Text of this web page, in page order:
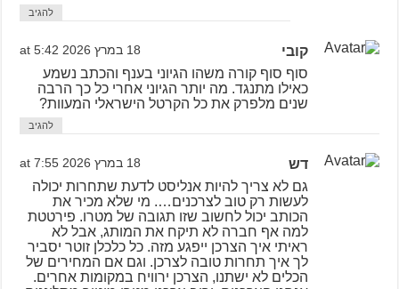
להגיב
קובי 18 במרץ 2026 at 5:42
סוף סוף קורה משהו הגיוני בענף והכתב נשמע
כאילו מתנגד. מה יותר הגיוני אחרי כל כך הרבה
שנים מלפרק את כל הקרטל הישראלי המעוות?
להגיב
דש 18 במרץ 2026 at 7:55
גם לא צריך להיות אנליסט לדעת שתחרות יכולה
לעשות רק טוב לצרכנים…. מי שלא מכיר את
הכותב יכול לחשוב שזו תגובה של מטרו. פירטטת
למה אף חברה לא תיקח את המותג, אבל לא
ראיתי איך הצרכן ייפגע מזה. כל כלכלן זוטר יסביר
לך איך תחרות טובה לצרכן. וגם אם המחירים של
הכלים לא ישתנו, הצרכן ירוויח במקומות אחרים.